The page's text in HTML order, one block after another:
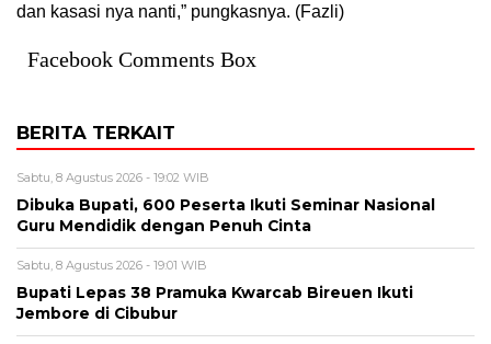
dan kasasi nya nanti,” pungkasnya. (Fazli)
Facebook Comments Box
BERITA TERKAIT
Sabtu, 8 Agustus 2026 - 19:02 WIB
Dibuka Bupati, 600 Peserta Ikuti Seminar Nasional
Guru Mendidik dengan Penuh Cinta
Sabtu, 8 Agustus 2026 - 19:01 WIB
Bupati Lepas 38 Pramuka Kwarcab Bireuen Ikuti
Jembore di Cibubur